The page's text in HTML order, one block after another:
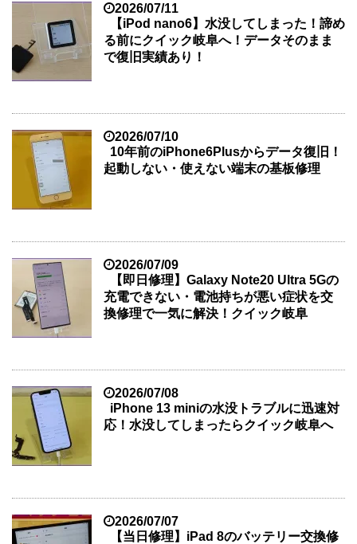
2026/07/11
【iPod nano6】水没してしまった！諦め
る前にクイック岐阜へ！データそのまま
で復旧実績あり！
2026/07/10
10年前のiPhone6Plusからデータ復旧！
起動しない・使えない端末の基板修理
2026/07/09
【即日修理】Galaxy Note20 Ultra 5Gの
充電できない・電池持ちが悪い症状を交
換修理で一気に解決！クイック岐阜
2026/07/08
iPhone 13 miniの水没トラブルに迅速対
応！水没してしまったらクイック岐阜へ
2026/07/07
【当日修理】iPad 8のバッテリー交換修